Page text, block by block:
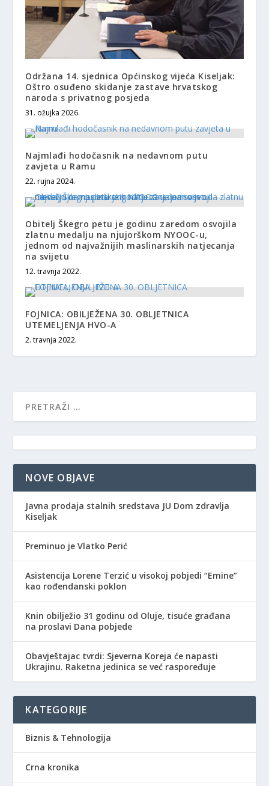
Održana 14. sjednica Općinskog vijeća Kiseljak:
Oštro osuđeno skidanje zastave hrvatskog
naroda s privatnog posjeda
31. ožujka 2026.
Najmlađi hodočasnik na nedavnom putu
zavjeta u Ramu
22. rujna 2024.
Obitelj Škegro petu je godinu zaredom osvojila
zlatnu medalju na njujorškom NYOOC-u,
jednom od najvažnijih maslinarskih natjecanja
na svijetu
12. travnja 2022.
FOJNICA: OBILJEŽENA 30. OBLJETNICA
UTEMELJENJA HVO-A
2. travnja 2022.
NOVE OBJAVE
Javna prodaja stalnih sredstava JU Dom zdravlja
Kiseljak
Preminuo je Vlatko Perić
Asistencija Lorene Terzić u visokoj pobjedi “Emine”
kao rođendanski poklon
Knin obilježio 31 godinu od Oluje, tisuće građana
na proslavi Dana pobjede
Obavještajac tvrdi: Sjeverna Koreja će napasti
Ukrajinu. Raketna jedinica se već raspoređuje
KATEGORIJE
Biznis & Tehnologija
Crna kronika